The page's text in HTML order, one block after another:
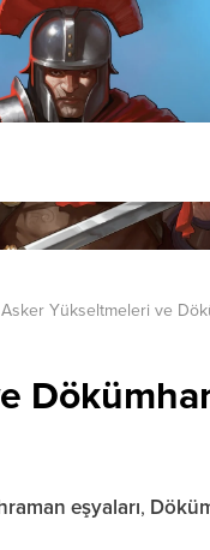
Asker Yükseltmeleri ve
eşyaları,